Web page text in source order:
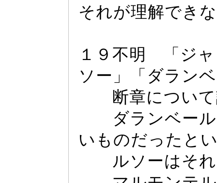
それが理解でき
１９不明 「ジ ャ
ソー 」「ダラン
断章について
ダランベー
いものだっ たと
ルソーはそ